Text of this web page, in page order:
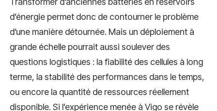
d’énergie permet donc de contourner le problème
d’une manière détournée. Mais un déploiement à
grande échelle pourrait aussi soulever des
questions logistiques : la fiabilité des cellules à long
terme, la stabilité des performances dans le temps,
ou encore la quantité de ressources réellement
disponible. Si l’expérience menée à Vigo se révèle